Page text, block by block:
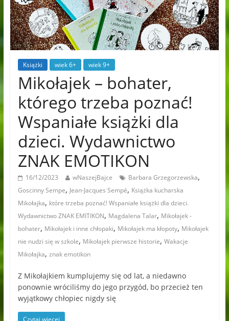
Książki wiek 6+ wiek 9+
Mikołajek – bohater,
którego trzeba poznać!
Wspaniałe książki dla
dzieci. Wydawnictwo
ZNAK EMOTIKON
16/12/2023 wNaszejBajce Barbara Grzegorzewska,
Goscinny Sempe, Jean-Jacques Sempé, Książka kucharska
Mikołajka, które trzeba poznać! Wspaniałe książki dla dzieci.
Wydawnictwo ZNAK EMITIKON, Magdalena Talar, Mikołajek -
bohater, Mikołajek i inne chłopaki, Mikołajek ma kłopoty, Mikołajek
nie nudzi się w szkole, Mikołajek pierwsze historie, Wakacje
Mikołajka, znak emotikon
Z Mikołajkiem kumplujemy się od lat, a niedawno
ponownie wróciliśmy do jego przygód, bo przecież ten
wyjątkowy chłopiec nigdy się
Czytaj więcej